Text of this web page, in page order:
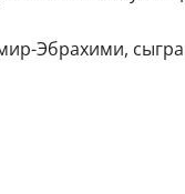
Эбрахими,